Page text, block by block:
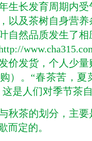
长发育周期内受
以及茶树自身营
自然品质发生了
价发货，个人少
）。“春茶苦，夏
是人们对季节茶
茶的划分，主要
而定的。